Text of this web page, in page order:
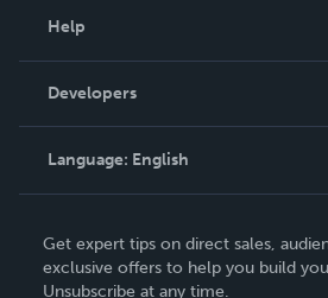
Podcast
Help
Order Lookup
Knowledge Base
Contact Support
Developers
Language: English
Deutsch
Get expert tips on direct sales,
exclusive offers to help you build
Unsubscribe at any time.